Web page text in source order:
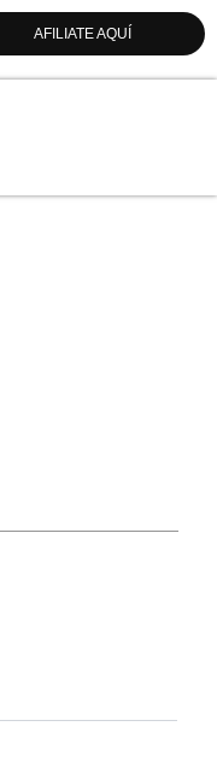
AFILIATE AQUÍ